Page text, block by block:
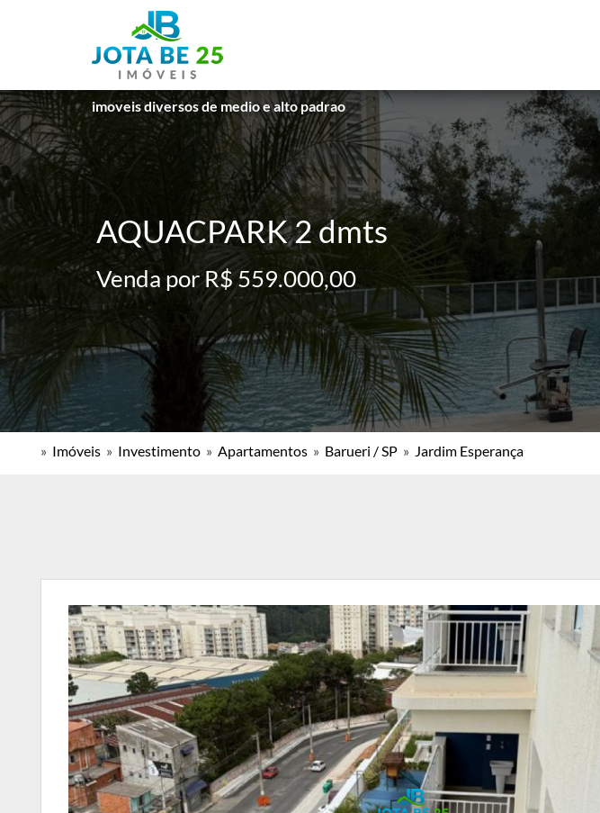
imoveis diversos de medio e alto padrao
AQUACPARK 2 dmts
Venda por R$ 559.000,00
» Imóveis » Investimento » Apartamentos » Barueri / SP » Jardim Esperança